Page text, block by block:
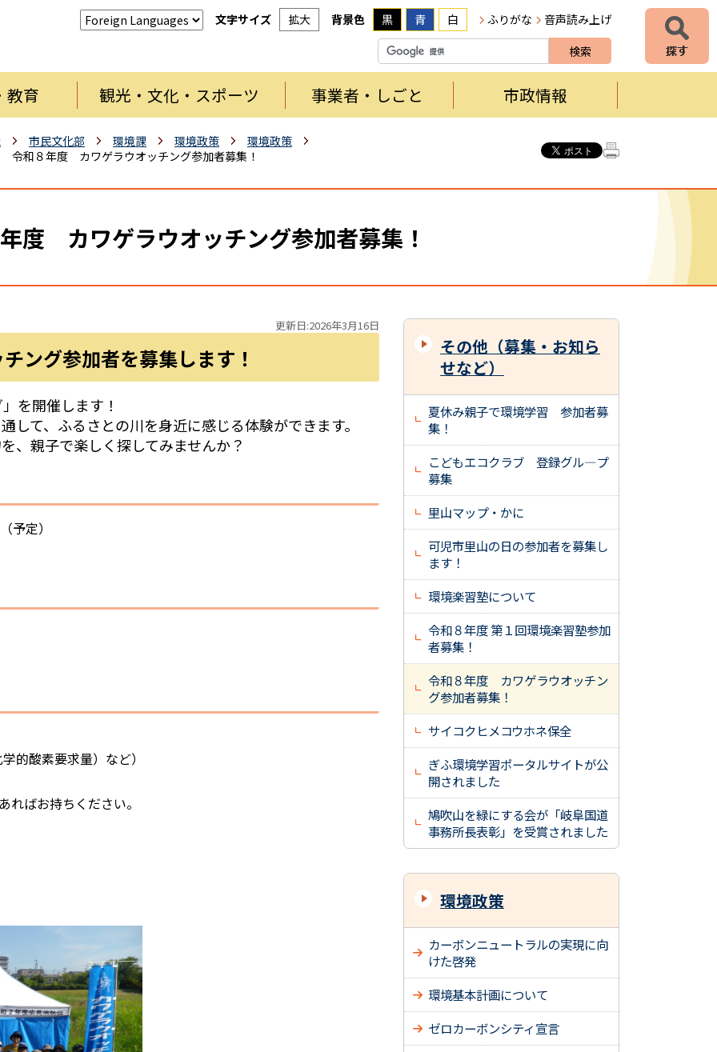
文字サイズ 拡大 背景色 黒 青 白 ふりがな 音声読み上げ
教育 観光・文化・スポーツ 事業者・しごと 市政情報
市民文化部 環境課 環境政策
環境政策
令和８年度 カワゲラウオッチング参加者募集！
度 カワゲラウオッチング参加者募集！
更新日:2026年3月16日
ング参加者を募集します！
を開催します！
して、ふるさとの川を身近に感じる体験ができます。
、親子で楽しく探してみませんか？
定）
的酸素要求量）など）
ばお持ちください。
その他（募集・お知ら
せなど）
夏休み親子で環境学習 参加者募
集！
こどもエコクラブ 登録グル—プ
募集
里山マップ・かに
可児市里山の日の参加者を募集し
ます！
環境楽習塾について
令和８年度 第１回環境楽習塾参加
者募集！
令和８年度 カワゲラウオッチン
グ参加者募集！
サイコクヒメコウホネ保全
ぎふ環境学習ポータルサイトが公
開されました
鳩吹山を緑にする会が「岐阜国道
事務所長表彰」を受賞されました
環境政策
カーボンニュートラルの実現に向
けた啓発
環境基本計画について
ゼロカーボンシティ宣言